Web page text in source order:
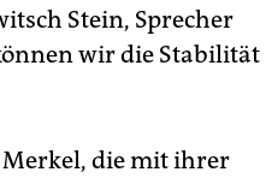
Stein, Sprecher
wir die Stabilität
die mit ihrer